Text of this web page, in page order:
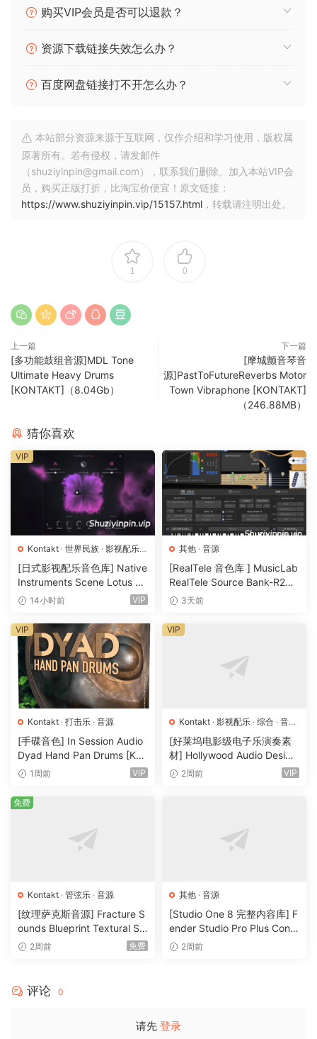
们全部拨入以获得完整的、类似风琴的多八度音阶扩展。
此推子允许您在主图层 A 和 B 之间过渡。我们建议将
其自动化或通过 MIDI CC（调制轮等）进行控制，因为这可以
效果部分包含用于 Distortion、BP （Bandpass） Filter、
Distortion 切换按钮：打开和关闭 Tape
distortion/saturation（磁带失真/饱和）。
失真：调节饱和度/失真量。在控件的高端，您会听到磁带压缩
开始 – 这可以防止电平完全不成比例。
了相当宽的 BP 滤波器，具有平滑的曲线，以获得自然、温暖的
声音。不过，您可以使用它来扫描频谱，直至非常窄的高频
延迟：控制延迟返回量。
时间：控制延迟间隔的时间。延迟是速度同步的，以 8 分音符/
四分音符作为基本单位。可能的范围是 1/8 到 12/8。
控制混响返回量。混响是一个建模的 Lexicon 480 数字
混响单元，具有较长的霍尔设置（9.0 秒）。
长度：
控制混响的大小 – 早期反射 （ER） 和后期反射 （LR）
都使用此控件进行调整。<！–spoiler_text_end–><！
–/dle_spoiler–>
Low， Mid 和 High： 控制参数均衡器的低、中和高频段的增
益。EQ 具有宽 Q，可实现音乐、柔和的衰减或增强效果。<！–
spoiler_text_end–><！-
制作
DIGITAL ANALOG CLOUDS 的源声音是使用最先进的混合数
– 制造噪音共享系统加
– Telharmonic
– MI Plaits & Warps
– Intellijel Rainmaker
– Arp Odyssey
以及开箱即用的声音设计工具，包括 Reaktor、Serum、Sugar
Bites Aparillo。
特征
+ 和谐泛音
+ 抖动哔哔
声 + 怀旧迷雾
+ 风琴故障
+ 恍惚的句子 – 每个乐器有 12 层声音：A/B 层每个子层有两个
– 每个乐器 6 个预设 = 总共
购买VIP会员是否可以退款？
资源下载链接失效怎么办？
百度网盘链接打不开怎么办？
本站部分资源来源于互联网，仅作介绍和学习使用，版权属
原著所有。若有侵权，请发邮件
（shuziyinpin@gmail.com），联系我们删除。加入本站VIP会
员，购买正版打折，比淘宝价便宜！原文链接：
https://www.shuziyinpin.vip/15157.html ，转载请注明出处。
1 0
上一篇
[多功能鼓组音源]MDL Tone
Ultimate Heavy Drums
[KONTAKT]（8.04Gb）
下一篇
[摩城颤音琴音
源]PastToFutureReverbs Motor
Town Vibraphone [KONTAKT]
（246.88MB）
猜你喜欢
Kontakt · 世界民族 · 影视配乐·
音源
[日式影视配乐音色库] Native
Instruments Scene Lotus v1.
1.2 [KONTAKT]（1.3GB）
14小时前 VIP
VIP
其他 · 音源
[RealTele 音色库 ] MusicLab
RealTele Source Bank-R2R
[WiN]（3.13GB）
3天前
Kontakt · 打击乐 · 音源
[手碟音色] In Session Audio
Dyad Hand Pan Drums [KO
NTAKT]（4.33GB）
1周前 VIP
VIP
Kontakt · 影视配乐 · 综合 · 音效
特殊· 音源
[好莱坞电影级电子乐演奏素
材] Hollywood Audio Design
FUTURE WORLDS [KONTAK
2周前 VIP
VIP
Kontakt · 管弦乐 · 音源
[纹理萨克斯音源] Fracture S
ounds Blueprint Textural Sa
x (Woodwind Experiments)
2周前 免费
免费
其他 · 音源
[Studio One 8 完整内容库] F
ender Studio Pro Plus Conte
nt 2026-R2R（166GB）
2周前
评论 0
请先 登录